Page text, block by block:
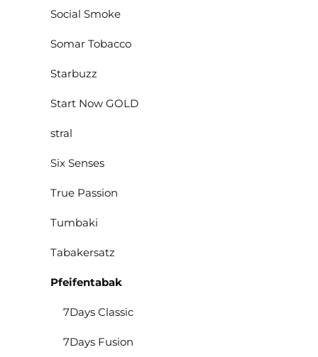
Social Smoke
Somar Tobacco
Starbuzz
Start Now GOLD
stral
Six Senses
True Passion
Tumbaki
Tabakersatz
Pfeifentabak
7Days Classic
7Days Fusion